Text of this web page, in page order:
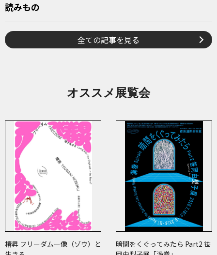
読みもの
全ての記事を見る
オススメ展覧会
椿昇 フリーダムー像（ゾウ）と
暗闇をくぐってみたら Part2 笹